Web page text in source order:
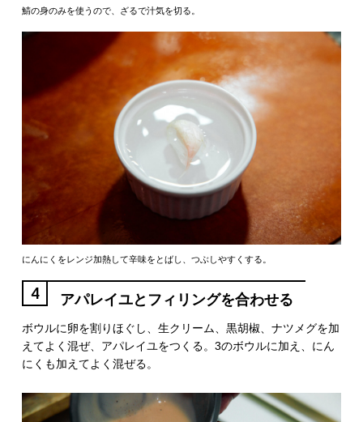
鯖の身のみを使うので、ざるで汁気を切る。
にんにくをレンジ加熱して辛味をとばし、つぶしやすくする。
4 アパレイユとフィリングを合わせる
ボウルに卵を割りほぐし、生クリーム、黒胡椒、ナツメグを加
えてよく混ぜ、アパレイユをつくる。3のボウルに加え、にん
にくも加えてよく混ぜる。